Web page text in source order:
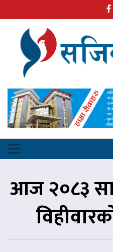
आज २०८३